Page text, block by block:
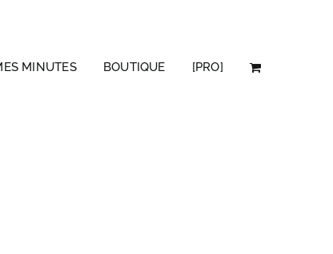
MINUTES BOUTIQUE [PRO]